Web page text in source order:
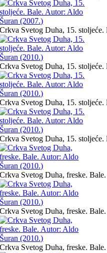
Crkva Svetog Duha, 15.
Crkva Svetog Duha, 15.
Crkva Svetog Duha, 15.
Crkva Svetog Duha, 15.
Crkva Svetog Duha, freske.
Crkva Svetog Duha, freske.
Crkva Svetog Duha, freske.